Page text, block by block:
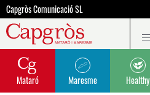
Capgròs Comunicació SL
Mataró Maresme Healthy